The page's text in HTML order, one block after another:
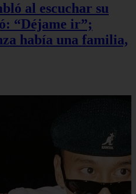
al escuchar su
“Déjame ir”;
había una familia,